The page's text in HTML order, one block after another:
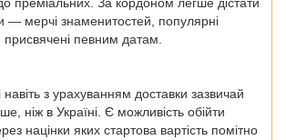
— мерчі знаменитостей, популярні
присвячені певним датам.
навіть з урахуванням доставки зазвичай
ніж в Україні. Є можливість обійти
націнки яких стартова вартість помітно